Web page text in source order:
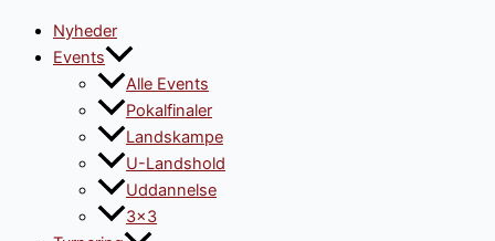
Nyheder
Events
Alle Events
Pokalfinaler
Landskampe
U-Landshold
Uddannelse
3×3